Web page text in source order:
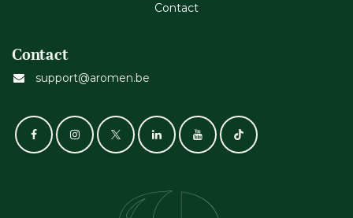
Cont​act
Contact
support@aromen.be